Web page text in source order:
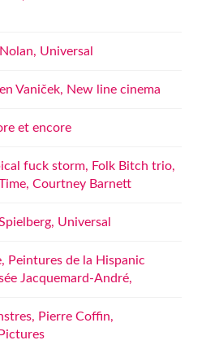
Universal
Vaniček, New line cinema
et encore
fuck storm, Folk Bitch trio,
Courtney Barnett
Universal
Peintures de la Hispanic
Jacquemard-André,
Pierre Coffin,